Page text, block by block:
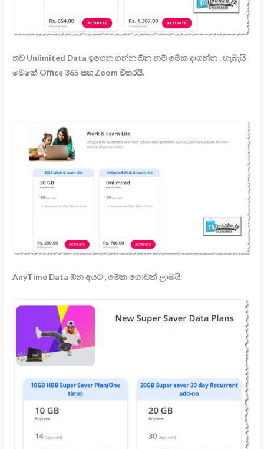
තව Unlimited Data ඉගෙන ගන්න ඕන නම් මේක දාගන්න . හැබැයි
මේකේ Office 365 සහ Zoom විතරයි.
AnyTime Data ඕන අයට , මේක ගොඩක් ලාබයි.